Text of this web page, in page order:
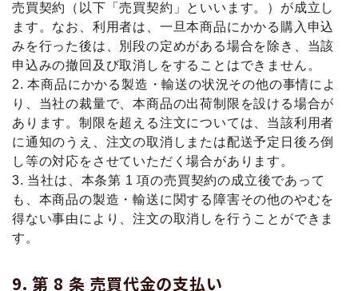
売買契約（以下「売買契約」といいます。）が成⽴し
ます。なお、利⽤者は、⼀旦本商品にかかる購⼊申込
みを⾏った後は、別段の定めがある場合を除き、当該
申込みの撤回及び取消しをすることはできません。
2. 本商品にかかる製造・輸送の状況その他の事情によ
り、当社の裁量で、本商品の出荷制限を設ける場合が
あります。制限を超える注⽂については、当該利⽤者
に通知のうえ、注⽂の取消しまたは配送予定⽇後ろ倒
し等の対応をさせていただく場合があります。
3. 当社は、本条第 1 項の売買契約の成⽴後であって
も、本商品の製造・輸送に関する障害その他のやむを
得ない事由により、注⽂の取消しを⾏うことができま
す。
第 8 条 売買代⾦の⽀払い